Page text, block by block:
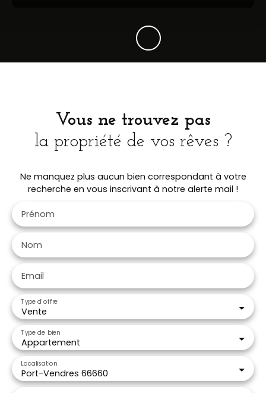
Vous ne trouvez pas
la propriété de vos rêves ?
Ne manquez plus aucun bien correspondant à votre
recherche en vous inscrivant à notre alerte mail !
Prénom
Nom
Email
Vente
Type d'offre
Appartement
Type de bien
Port-Vendres 66660
Localisation